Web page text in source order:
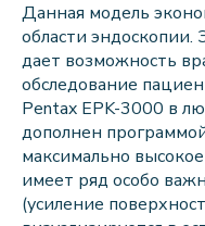
Данная модель
области эндоскопии.
дает возможность
обследование
Pentax EPK-3000 в
дополнен
максимально
имеет ряд особо
(усиление